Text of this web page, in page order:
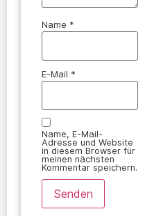
Name *
E-Mail *
Name, E-Mail-
Adresse und Website
in diesem Browser für
meinen nächsten
Kommentar speichern.